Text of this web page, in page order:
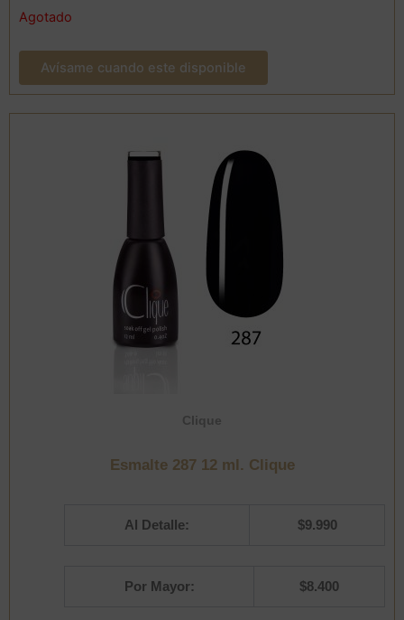
Agotado
Avísame cuando este disponible
Clique
Esmalte 287 12 ml. Clique
Al Detalle: $9.990
Por Mayor: $8.400